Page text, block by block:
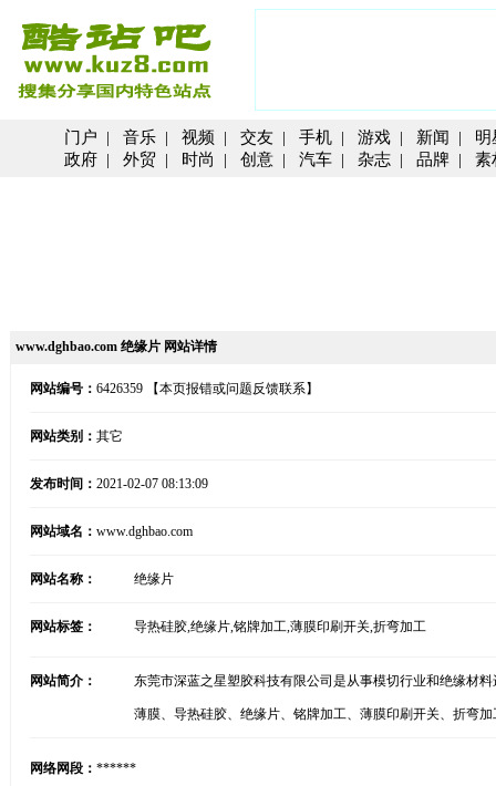
门户 | 音乐 | 视频 | 交友 | 手机 | 游戏 | 新闻 | 明
政府 | 外贸 | 时尚 | 创意 | 汽车 | 杂志 | 品牌 | 素
www.dghbao.com 绝缘片 网站详情
网站编号： 6426359 【本页报错或问题反馈联系】
网站类别： 其它
发布时间： 2021-02-07 08:13:09
网站域名： www.dghbao.com
网站名称： 绝缘片
网站标签： 导热硅胶,绝缘片,铭牌加工,薄膜印刷开关,折弯加工
网站简介： 东莞市深蓝之星塑胶科技有限公司是从事模切行业和绝缘材
薄膜、导热硅胶、绝缘片、铭牌加工、薄膜印刷开关、折弯
网络网段： ******